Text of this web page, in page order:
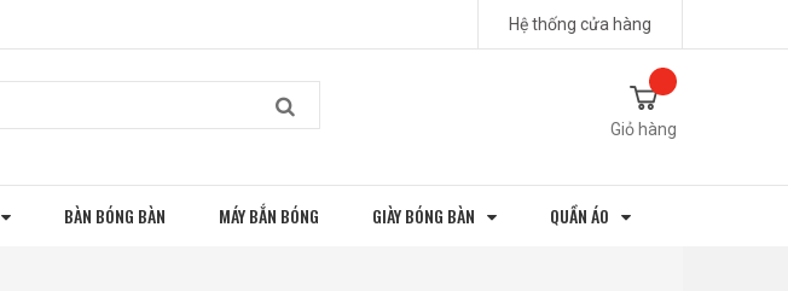
Hệ thống cửa hàng
Giỏ hàng
BÀN BÓNG BÀN MÁY BẮN BÓNG GIÀY BÓNG BÀN QUẦN ÁO